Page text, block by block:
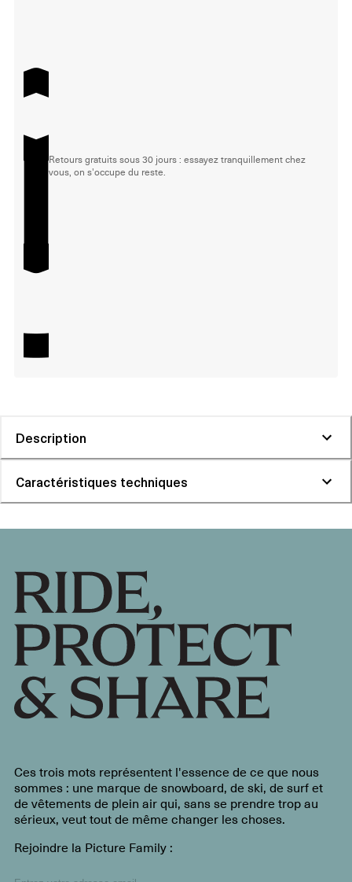
Retours gratuits sous 30 jours : essayez tranquillement chez
vous, on s'occupe du reste.
Description
Caractéristiques techniques
Ces trois mots représentent l'essence de ce que nous
sommes : une marque de snowboard, de ski, de surf et
de vêtements de plein air qui, sans se prendre trop au
sérieux, veut tout de même changer les choses.
Rejoindre la Picture Family :